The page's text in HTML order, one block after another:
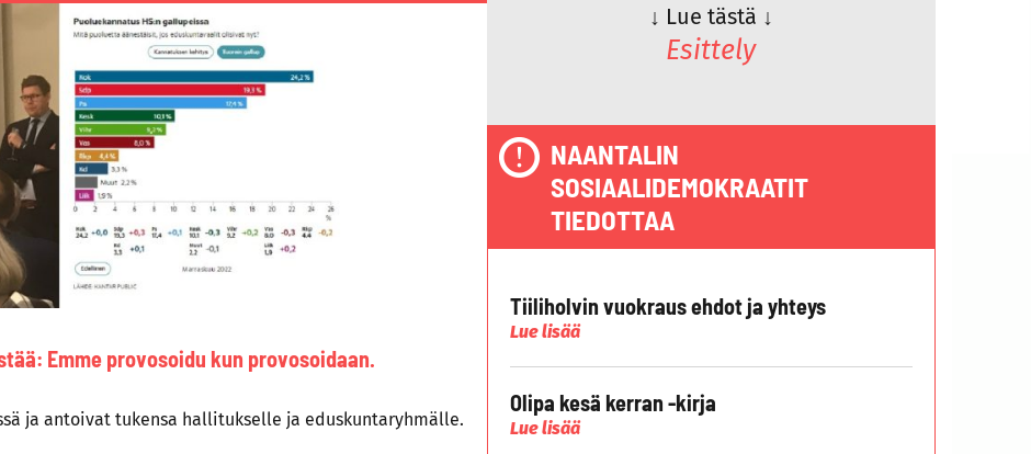
Emme provosoidu kun provosoidaan.
ja antoivat tukensa hallitukselle ja eduskuntaryhmälle.
↓ Lue tästä ↓
Esittely
NAANTALIN
SOSIAALIDEMOKRAATIT
TIEDOTTAA
Tiiliholvin vuokraus ehdot ja yhteys
Lue lisää
Olipa kesä kerran -kirja
Lue lisää